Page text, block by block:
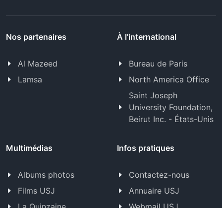
Nos partenaires
Al Mazeed
Lamsa
À l'international
Bureau de Paris
North America Office
Saint Joseph
University Foundation,
Beirut Inc. - États-Unis
Multimédias
Albums photos
Films USJ
Infos pratiques
Contactez-nous
Annuaire USJ